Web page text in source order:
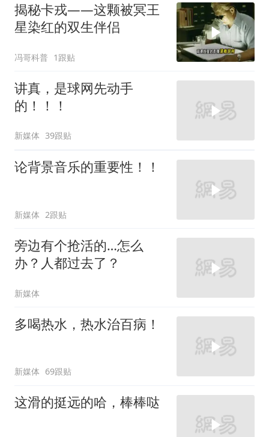
揭秘卡戎——这颗被冥王
星染红的双生伴侣
冯哥科普 1跟贴
讲真，是球网先动手
的！！！
新媒体 39跟贴
论背景音乐的重要性！！
新媒体 2跟贴
旁边有个抢活的…怎么
办？人都过去了？
新媒体
多喝热水，热水治百病！
新媒体 69跟贴
这滑的挺远的哈，棒棒哒